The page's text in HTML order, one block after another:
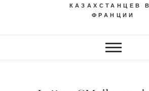
КАЗАХСТАНЦЕВ
ФРАНЦИИ